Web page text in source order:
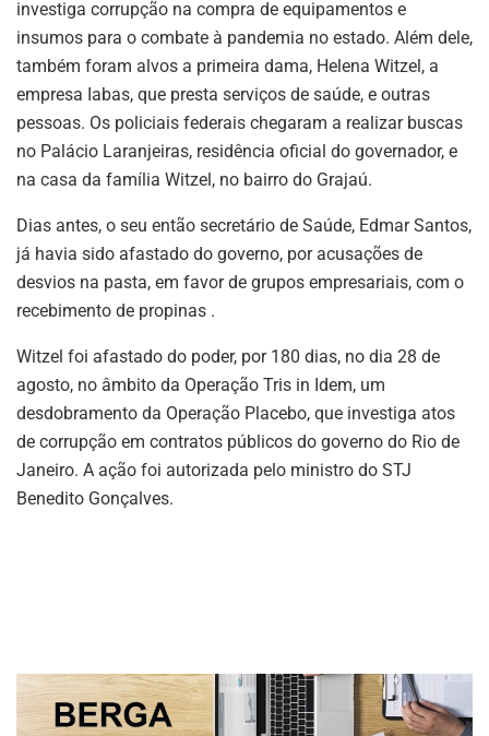
investiga corrupção na compra de equipamentos e
insumos para o combate à pandemia no estado. Além dele,
também foram alvos a primeira dama, Helena Witzel, a
empresa Iabas, que presta serviços de saúde, e outras
pessoas. Os policiais federais chegaram a realizar buscas
no Palácio Laranjeiras, residência oficial do governador, e
na casa da família Witzel, no bairro do Grajaú.
Dias antes, o seu então secretário de Saúde, Edmar Santos,
já havia sido afastado do governo, por acusações de
desvios na pasta, em favor de grupos empresariais, com o
recebimento de propinas .
Witzel foi afastado do poder, por 180 dias, no dia 28 de
agosto, no âmbito da Operação Tris in Idem, um
desdobramento da Operação Placebo, que investiga atos
de corrupção em contratos públicos do governo do Rio de
Janeiro. A ação foi autorizada pelo ministro do STJ
Benedito Gonçalves.